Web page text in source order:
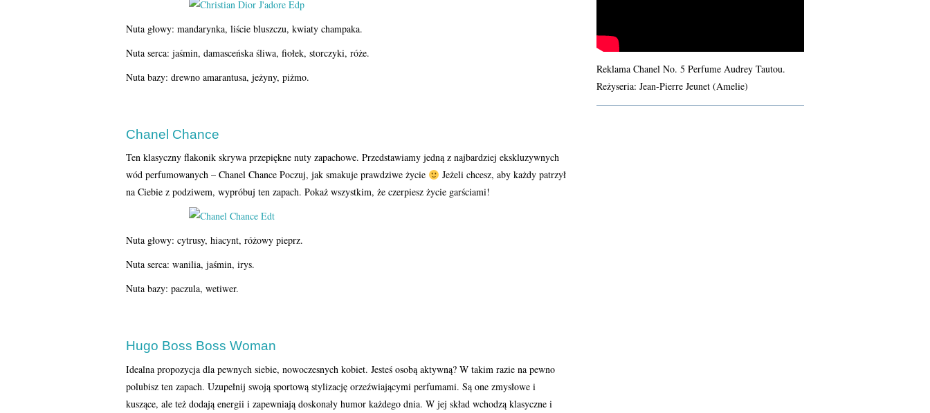
Nuta głowy: mandarynka, liście bluszczu, kwiaty champaka.
Nuta serca: jaśmin, damasceńska śliwa, fiołek, storczyki, róże.
Nuta bazy: drewno amarantusa, jeżyny, piżmo.
Chanel Chance
Ten klasyczny flakonik skrywa przepiękne nuty zapachowe. Przedstawiamy jedną z najbardziej ekskluzywnych
wód perfumowanych – Chanel Chance Poczuj, jak smakuje prawdziwe życie
Jeżeli chcesz, aby każdy patrzył
na Ciebie z podziwem, wypróbuj ten zapach. Pokaż wszystkim, że czerpiesz życie garściami!
Nuta głowy: cytrusy, hiacynt, różowy pieprz.
Nuta serca: wanilia, jaśmin, irys.
Nuta bazy: paczula, wetiwer.
Hugo Boss Boss Woman
Idealna propozycja dla pewnych siebie, nowoczesnych kobiet. Jesteś osobą aktywną? W takim razie na pewno
polubisz ten zapach. Uzupełnij swoją sportową stylizację orzeźwiającymi perfumami. Są one zmysłowe i
kuszące, ale też dodają energii i zapewniają doskonały humor każdego dnia. W jej skład wchodzą klasyczne i
Reklama Chanel No. 5 Perfume Audrey Tautou.
Reżyseria: Jean-Pierre Jeunet (Amelie)